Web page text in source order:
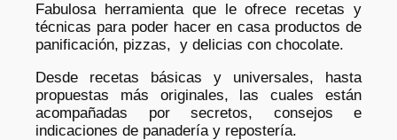
Fabulosa herramienta que le ofrece recetas y
técnicas para poder hacer en casa productos de
panificación, pizzas, y delicias con chocolate.
Desde recetas básicas y universales, hasta
propuestas más originales, las cuales están
acompañadas por secretos, consejos e
indicaciones de panadería y repostería.